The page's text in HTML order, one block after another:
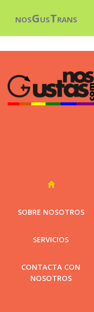
nosGusTrans
SOBRE NOSOTROS
SERVICIOS
CONTACTA CON
NOSOTROS